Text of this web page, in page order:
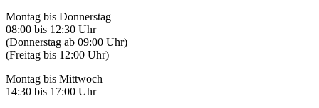
Montag bis Donnerstag
08:00 bis 12:30 Uhr
(Donnerstag ab 09:00 Uhr)
(Freitag bis 12:00 Uhr)
Montag bis Mittwoch
14:30 bis 17:00 Uhr